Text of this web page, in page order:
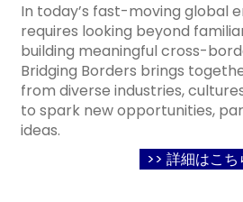
In today’s fast-moving global
requires looking beyond
building meaningful cross-
Bridging Borders brings
from diverse industries,
to spark new opportunities,
ideas.
>> 詳細はこち